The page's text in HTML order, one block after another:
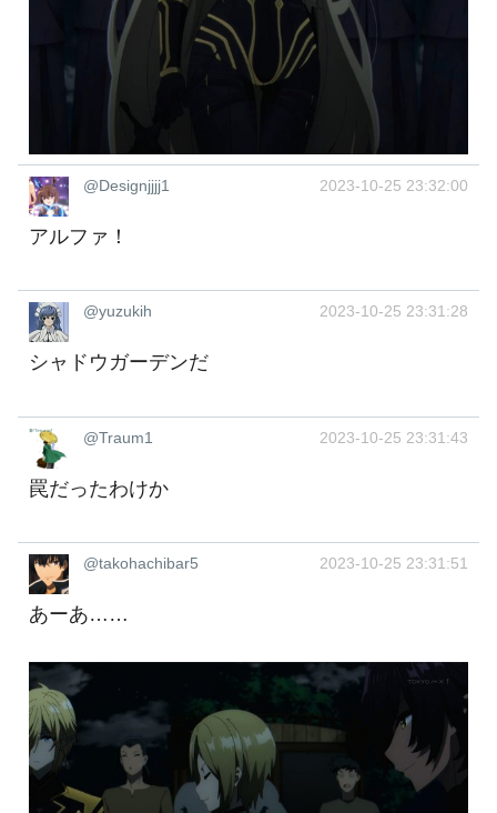
@Designjjjj1 2023-10-25 23:32:00
アルファ！
@yuzukih 2023-10-25 23:31:28
シャドウガーデンだ
@Traum1 2023-10-25 23:31:43
罠だったわけか
@takohachibar5 2023-10-25 23:31:51
あーあ……